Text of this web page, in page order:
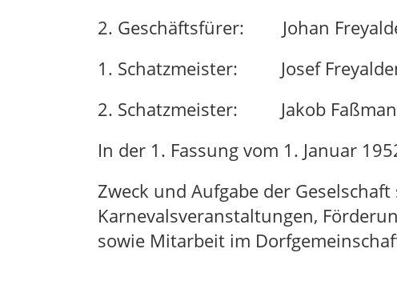
2. Geschäftsfürer: Johan
1. Schatzmeister: Josef
2. Schatzmeister: Jakob
In der 1. Fassung vom 1. Januar
Zweck und Aufgabe der
Karnevalsveranstaltungen,
sowie Mitarbeit im